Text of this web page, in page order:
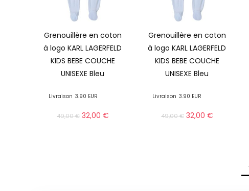
Grenouillère en coton
à logo KARL LAGERFELD
KIDS BEBE COUCHE
UNISEXE Bleu
Livraison 3.90 EUR
49,00€ 32,00 €
Grenouillère en coton
à logo KARL LAGERFELD
KIDS BEBE COUCHE
UNISEXE Bleu
Livraison 3.90 EUR
49,00€ 32,00 €